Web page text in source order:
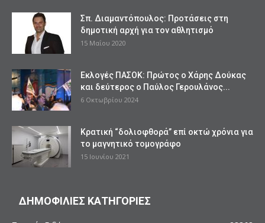
Σπ. Διαμαντόπουλος: Προτάσεις στη
δημοτική αρχή για τον αθλητισμό
15 Μαΐου 2020
Εκλογές ΠΑΣΟΚ: Πρώτος ο Χάρης Δούκας
και δεύτερος ο Παύλος Γερουλάνος...
6 Οκτωβρίου 2024
Κρατική “δολιοφθορά” επί οκτώ χρόνια για
το μαγνητικό τομογράφο
15 Ιουνίου 2021
ΔΗΜΟΦΙΛΙΕΣ ΚΑΤΗΓΟΡΙΕΣ